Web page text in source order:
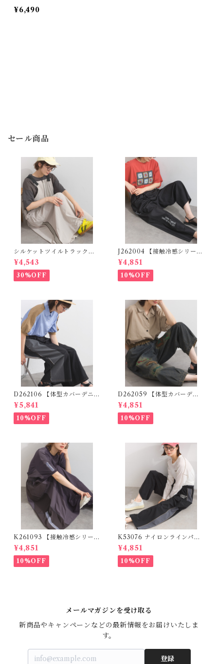
Ponti Fringe Line Tape
Zip Blouson
¥6,490
セール商品
シルケットツイルトラックジ
ャンパースカート K52076
【restock】 (残りわずか)
¥4,543
30%OFF
J262004 【接触冷感シリー
ズ】 ツイルワーク風ロゴパン
ツ / Cool Touch Twill Work
Logo Pants (残りわずか)
¥4,851
10%OFF
D262106 【体型カバーデニム
シリーズ】 デニム切替ワイド
パンツ / Denim Panel Wide
Pants (残りわずか)
¥5,841
10%OFF
D262059 【体型カバーデニ
ムシリーズ】 パッチワークロ
ゴデニムパンツ / Patchwork
Logo Denim Pants
¥4,851
10%OFF
K261093 【接触冷感シリー
ズ】 リメイクスカート / Cool
Touch Mixed Fabric Remak
e Skirt (残りわずか)
¥4,851
10%OFF
K53076 ナイロンラインパン
ツ / Nylon Line Pants (残り
わずか)
¥4,851
10%OFF
メールマガジンを受け取る
新商品やキャンペーンなどの最新情報をお届けいたしま
す。
登録